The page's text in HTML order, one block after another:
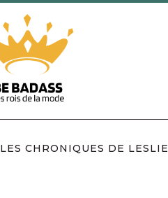
LES CHRONIQUES DE LESLIE